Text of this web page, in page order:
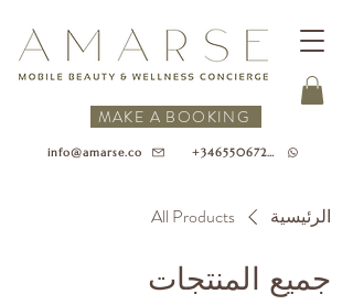
info@amarse.co +34655067218
MAKE A BOOKING
الرئيسية All Products
جميع المنتجات